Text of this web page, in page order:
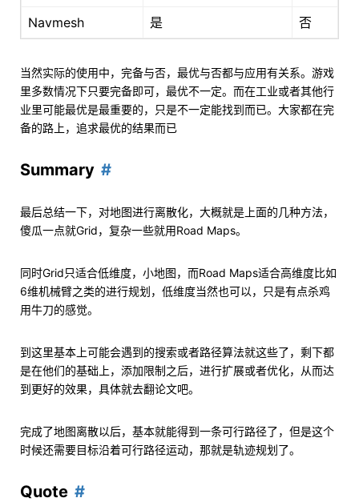
Navmesh
是 否
当然实际的使用中，完备与否，最优与否都与应用有关系。游戏
里多数情况下只要完备即可，最优不一定。而在工业或者其他行
业里可能最优是最重要的，只是不一定能找到而已。大家都在完
备的路上，追求最优的结果而已
Summary
最后总结一下，对地图进行离散化，大概就是上面的几种方法，
傻瓜一点就Grid，复杂一些就用Road Maps。
同时Grid只适合低维度，小地图，而Road Maps适合高维度比如
6维机械臂之类的进行规划，低维度当然也可以，只是有点杀鸡
用牛刀的感觉。
到这里基本上可能会遇到的搜索或者路径算法就这些了，剩下都
是在他们的基础上，添加限制之后，进行扩展或者优化，从而达
到更好的效果，具体就去翻论文吧。
完成了地图离散以后，基本就能得到一条可行路径了，但是这个
时候还需要目标沿着可行路径运动，那就是轨迹规划了。
Quote